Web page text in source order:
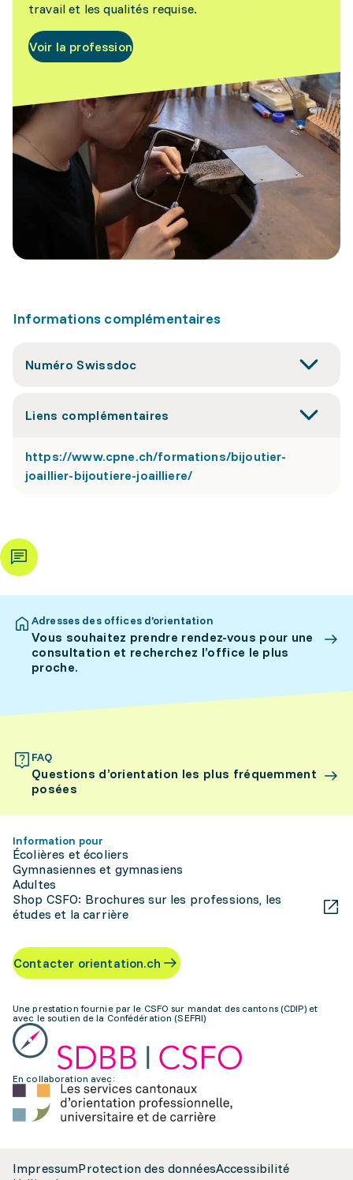
travail et les qualités requise.
Voir la profession
Informations complémentaires
Numéro Swissdoc
Liens complémentaires
https://www.cpne.ch/formations/bijoutier-
joaillier-bijoutiere-joailliere/
Adresses des offices d’orientation
Vous souhaitez prendre rendez-vous pour une
consultation et recherchez l’office le plus
proche.
FAQ
Questions d’orientation les plus fréquemment
posées
Information pour
Écolières et écoliers
Gymnasiennes et gymnasiens
Adultes
Shop CSFO: Brochures sur les professions, les
études et la carrière
Contacter orientation.ch
Une prestation fournie par le CSFO sur mandat des cantons (CDIP) et
avec le soutien de la Confédération (SEFRI)
En collaboration avec:
ImpressumProtection des donnéesAccessibilité